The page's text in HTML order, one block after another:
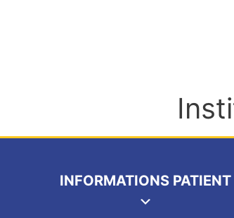
INFORMATIONS PATIENT